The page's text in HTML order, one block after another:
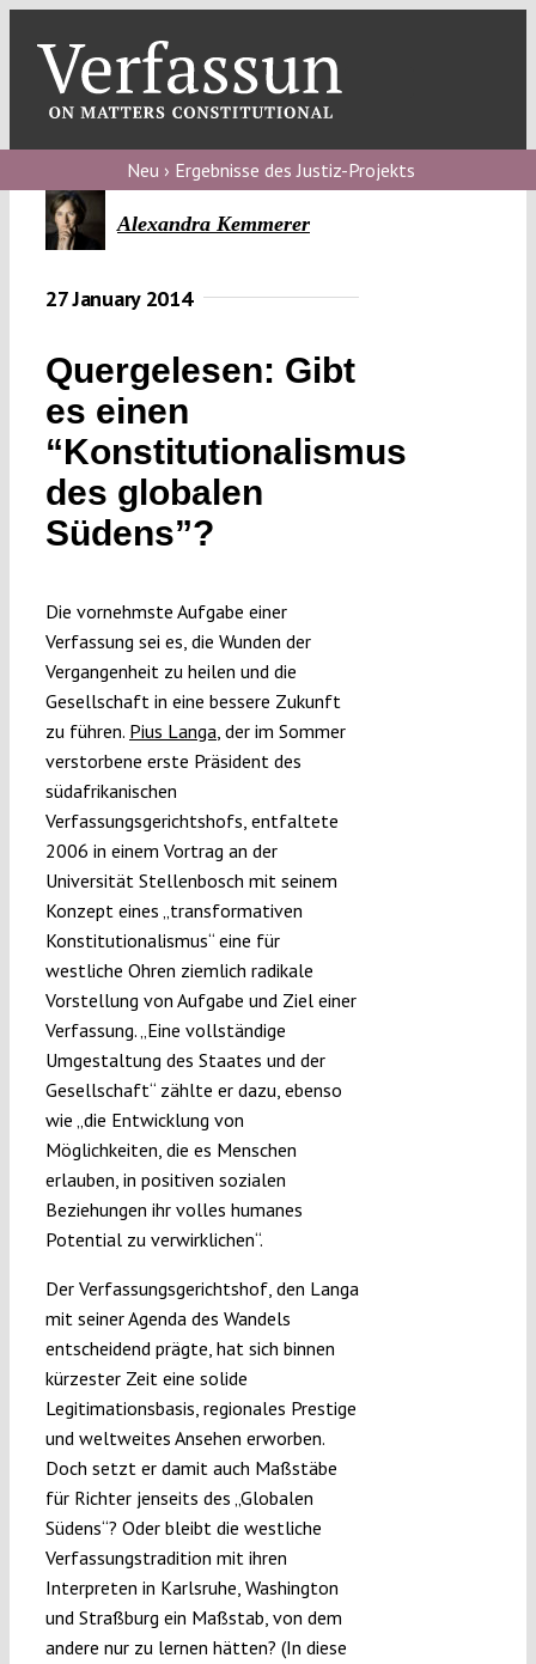
content
blog
Verfassungs
Verfassungs
Verfassungs
editorial
Funding
Projects
Neu › Ergebnisse des Justiz-Projekts
Alexandra Kemmerer
27 January 2014
Quergelesen: Gibt
es einen
“Konstitutionalismus
des globalen
Südens”?
Die vornehmste Aufgabe einer
Verfassung sei es, die Wunden der
Vergangenheit zu heilen und die
Gesellschaft in eine bessere Zukunft
zu führen. Pius Langa, der im Sommer
verstorbene erste Präsident des
südafrikanischen
Verfassungsgerichtshofs, entfaltete
2006 in einem Vortrag an der
Universität Stellenbosch mit seinem
Konzept eines „transformativen
Konstitutionalismus“ eine für
westliche Ohren ziemlich radikale
Vorstellung von Aufgabe und Ziel einer
Verfassung. „Eine vollständige
Umgestaltung des Staates und der
Gesellschaft“ zählte er dazu, ebenso
wie „die Entwicklung von
Möglichkeiten, die es Menschen
erlauben, in positiven sozialen
Beziehungen ihr volles humanes
Potential zu verwirklichen“.
Der Verfassungsgerichtshof, den Langa
mit seiner Agenda des Wandels
entscheidend prägte, hat sich binnen
kürzester Zeit eine solide
Legitimationsbasis, regionales Prestige
und weltweites Ansehen erworben.
Doch setzt er damit auch Maßstäbe
für Richter jenseits des „Globalen
Südens“? Oder bleibt die westliche
Verfassungstradition mit ihren
Interpreten in Karlsruhe, Washington
und Straßburg ein Maßstab, von dem
andere nur zu lernen hätten? (In diese